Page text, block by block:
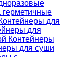
герметичные
для
для
Контейнеры
для суши